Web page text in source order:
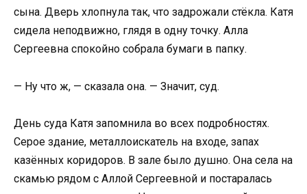
сына. Дверь хлопнула так, что задрожали стёкла. Катя
сидела неподвижно, глядя в одну точку. Алла
Сергеевна спокойно собрала бумаги в папку.
— Ну что ж, — сказала она. — Значит, суд.
День суда Катя запомнила во всех подробностях.
Серое здание, металлоискатель на входе, запах
казённых коридоров. В зале было душно. Она села на
скамью рядом с Аллой Сергеевной и постаралась